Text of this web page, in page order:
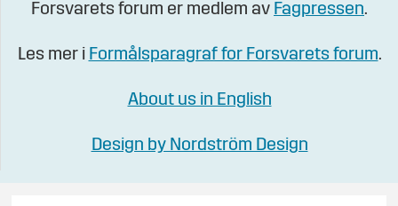
Forsvarets forum er medlem av Fagpressen.
Les mer i Formålsparagraf for Forsvarets forum.
About us in English
Design by Nordström Design